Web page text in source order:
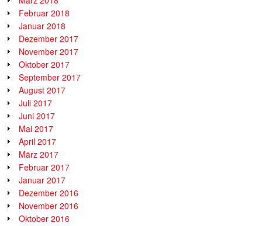
Februar 2018
Januar 2018
Dezember 2017
November 2017
Oktober 2017
September 2017
August 2017
Juli 2017
Juni 2017
Mai 2017
April 2017
März 2017
Februar 2017
Januar 2017
Dezember 2016
November 2016
Oktober 2016